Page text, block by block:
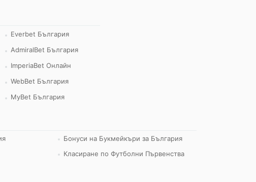
Everbet България
AdmiralBet България
ImperiaBet Онлайн
WebBet България
MyBet България
Бонуси на Букмейкъри за България
Класиране по Футболни Първенства